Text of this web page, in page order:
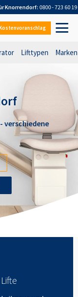
Knorrendorf: 0800 - 723 60 19
Lifttypen Marken
- verschiedene